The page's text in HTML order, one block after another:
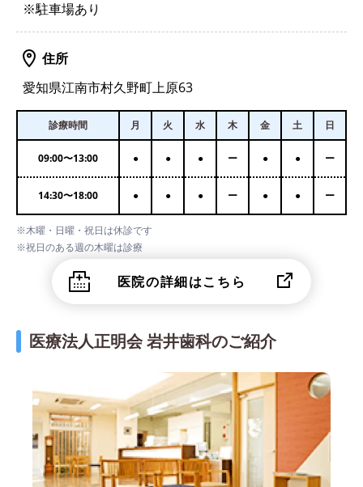
※駐車場あり
住所
愛知県江南市村久野町上原63
診療時間 月 火 水 木 金 土 日
09:00〜13:00 ● ● ● ー ● ● ー
14:30〜18:00 ● ● ● ー ● ● ー
※木曜・日曜・祝日は休診です
※祝日のある週の木曜は診療
医院の詳細はこちら
医療法人正明会 岩井歯科のご紹介